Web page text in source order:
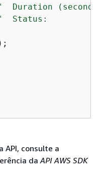
Duration
API, consulte a
daAPI AWS SDK